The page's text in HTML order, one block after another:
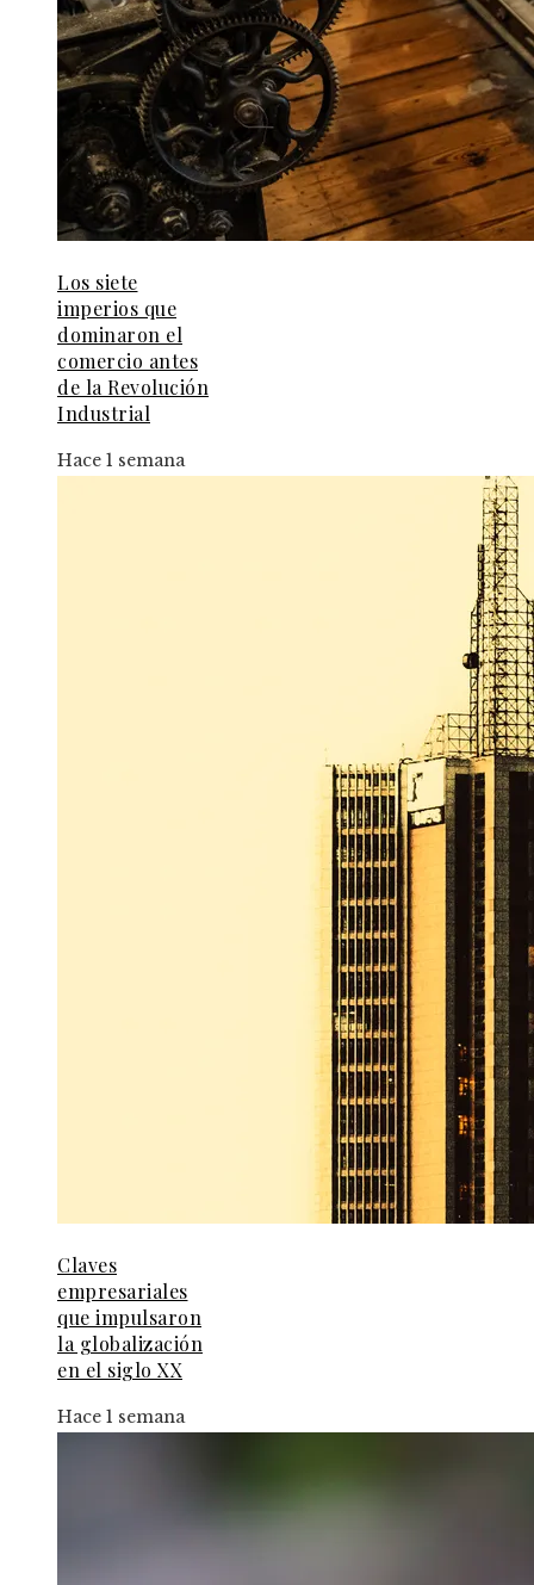
Los siete
imperios que
dominaron el
comercio antes
de la Revolución
Industrial
Hace 1 semana
Claves
empresariales
que impulsaron
la globalización
en el siglo XX
Hace 1 semana